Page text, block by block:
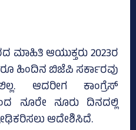
ಮಾಹಿತಿ ಆಯುಕ್ತರು 2023ರ
ಹಿಂದಿನ ಬಿಜೆಪಿ ಸರ್ಕಾರವು
ಆದರೀಗ ಕಾಂಗ್ರೆಸ್‌
ನೂರೇ ನೂರು ದಿನದಲ್ಲಿ
ಆದೇಶಿಸಿದೆ.